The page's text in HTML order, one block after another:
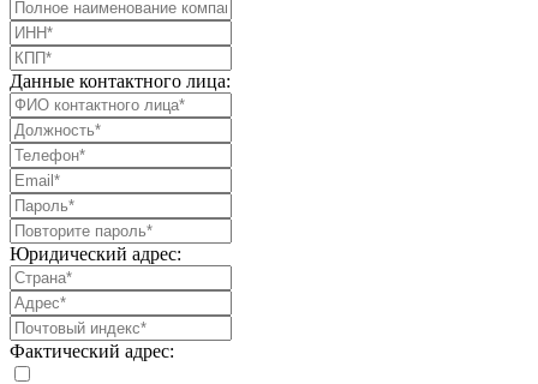
Данные контактного лица:
Юридический адрес:
Фактический адрес: